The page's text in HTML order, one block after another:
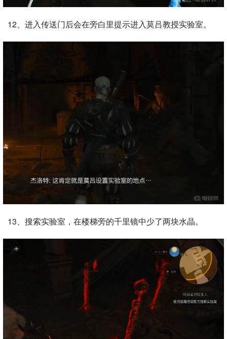
12、进入传送门后会在旁白里提示进入莫吕教授实验室。
13、搜索实验室，在楼梯旁的千里镜中少了两块水晶。